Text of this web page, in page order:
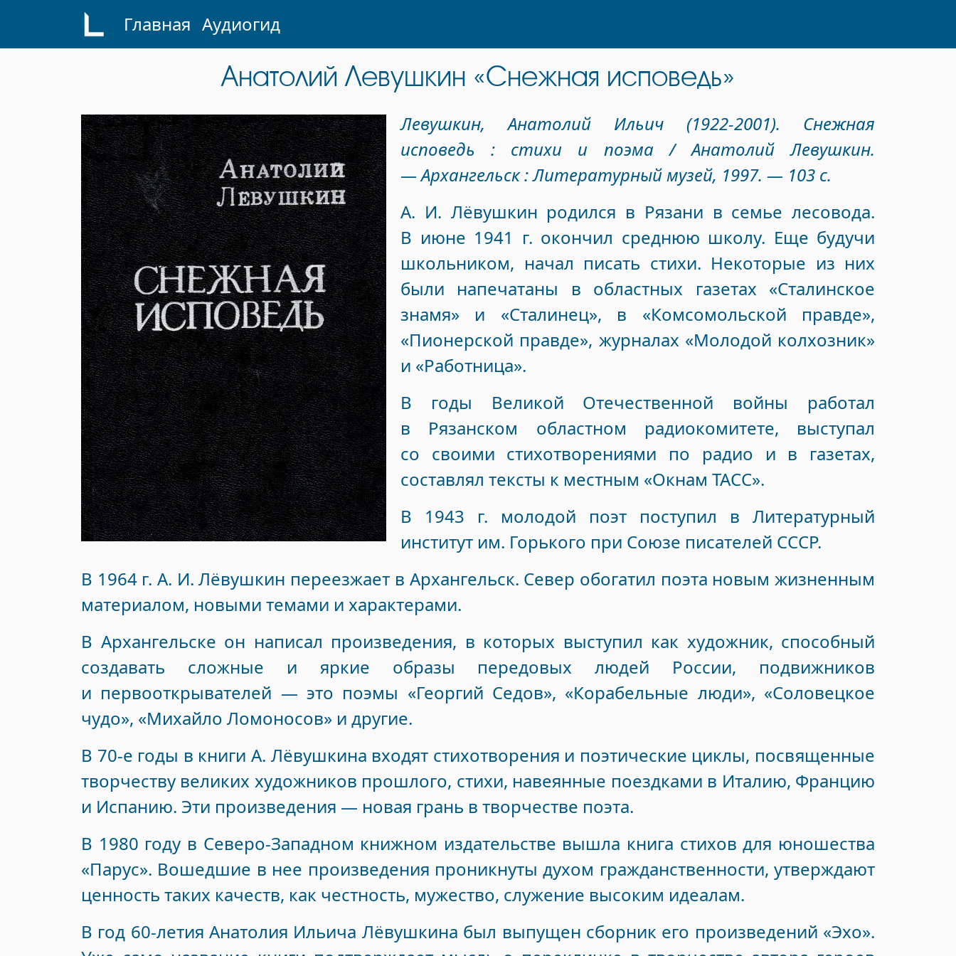
Главная Аудиогид
Анатолий Левушкин «Снежная исповедь»
Левушкин, Анатолий Ильич (1922-2001). Снежная
исповедь : стихи и поэма / Анатолий Левушкин.
— Архангельск : Литературный музей, 1997. — 103 с.
А. И. Лёвушкин родился в Рязани в семье лесовода.
В июне 1941 г. окончил среднюю школу. Еще будучи
школьником, начал писать стихи. Некоторые из них
были напечатаны в областных газетах «Сталинское
знамя» и «Сталинец», в «Комсомольской правде»,
«Пионерской правде», журналах «Молодой колхозник»
и «Работница».
В годы Великой Отечественной войны работал
в Рязанском областном радиокомитете, выступал
со своими стихотворениями по радио и в газетах,
составлял тексты к местным «Окнам ТАСС».
В 1943 г. молодой поэт поступил в Литературный
институт им. Горького при Союзе писателей СССР.
В 1964 г. А. И. Лёвушкин переезжает в Архангельск. Север обогатил поэта новым жизненным
материалом, новыми темами и характерами.
В Архангельске он написал произведения, в которых выступил как художник, способный
создавать сложные и яркие образы передовых людей России, подвижников
и первооткрывателей — это поэмы «Георгий Седов», «Корабельные люди», «Соловецкое
чудо», «Михайло Ломоносов» и другие.
В 70-е годы в книги А. Лёвушкина входят стихотворения и поэтические циклы, посвященные
творчеству великих художников прошлого, стихи, навеянные поездками в Италию, Францию
и Испанию. Эти произведения — новая грань в творчестве поэта.
В 1980 году в Северо-Западном книжном издательстве вышла книга стихов для юношества
«Парус». Вошедшие в нее произведения проникнуты духом гражданственности, утверждают
ценность таких качеств, как честность, мужество, служение высоким идеалам.
В год 60-летия Анатолия Ильича Лёвушкина был выпущен сборник его произведений «Эхо».